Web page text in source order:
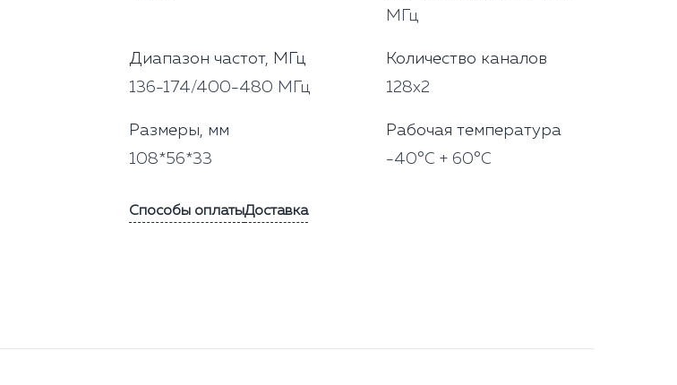
МГц
Диапазон частот, МГц
136-174/400-480 МГц
Количество каналов
128х2
Размеры, мм
108*56*33
Рабочая температура
-40°С + 60°С
Способы оплатыДоставка